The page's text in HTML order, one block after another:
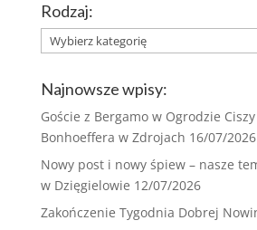
Rodzaj:
Rodzaj:
Najnowsze wpisy:
Goście z Bergamo w Ogrodzie
Bonhoeffera w Zdrojach 16/07/2026
Nowy post i nowy śpiew – nasze
w Dzięgielowie 12/07/2026
Zakończenie Tygodnia Dobrej